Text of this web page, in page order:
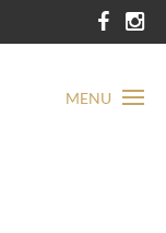
MENU